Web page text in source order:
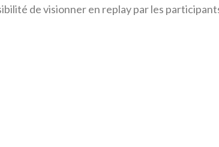
de visionner en replay par les